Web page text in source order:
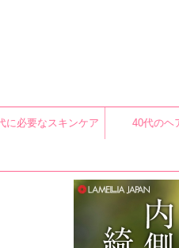
に必要なスキンケア 40代のヘ